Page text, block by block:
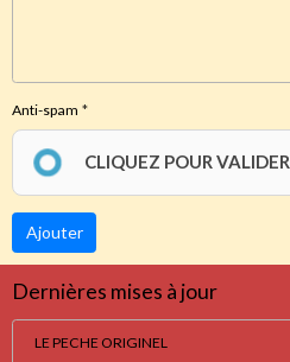
Anti-spam
CLIQUEZ POUR VALIDER
Ajouter
Dernières mises à jour
LE PECHE ORIGINEL